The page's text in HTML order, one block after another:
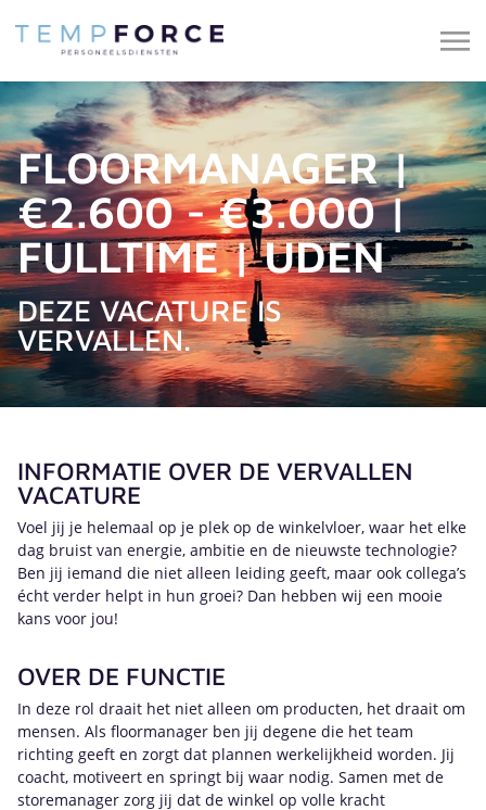
FLOORMANAGER |
€2.600 - €3.000 |
FULLTIME | UDEN
DEZE VACATURE IS
VERVALLEN.
INFORMATIE OVER DE VERVALLEN
VACATURE
Voel jij je helemaal op je plek op de winkelvloer, waar het elke
dag bruist van energie, ambitie en de nieuwste technologie?
Ben jij iemand die niet alleen leiding geeft, maar ook collega’s
écht verder helpt in hun groei? Dan hebben wij een mooie
kans voor jou!
OVER DE FUNCTIE
In deze rol draait het niet alleen om producten, het draait om
mensen. Als floormanager ben jij degene die het team
richting geeft en zorgt dat plannen werkelijkheid worden. Jij
coacht, motiveert en springt bij waar nodig. Samen met de
storemanager zorg jij dat de winkel op volle kracht